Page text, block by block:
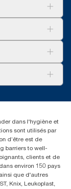
dans l'hygiène et
sont utilisés par
d’être est de
barriers to well-
clients et de
environ 150 pays
que d'autres
Knix, Leukoplast,